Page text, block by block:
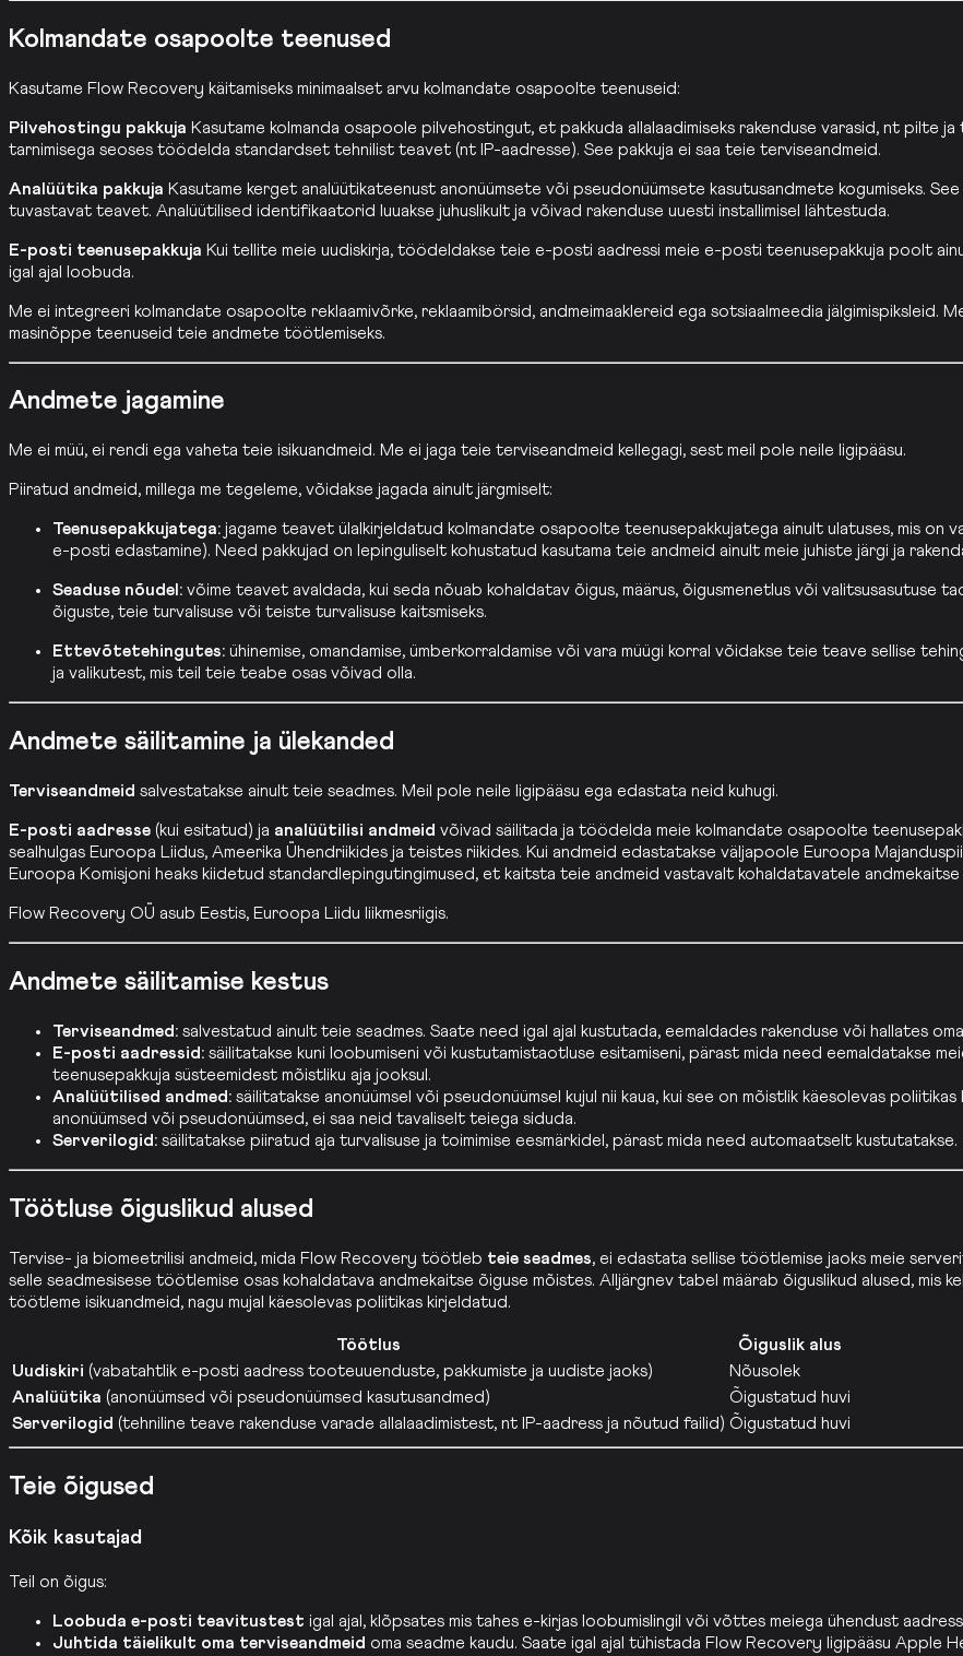
Kolmandate osapoolte teenused
Kasutame Flow Recovery käitamiseks minimaalset arvu kolmandate osapoolte teenuseid:
Pilvehostingu pakkuja Kasutame kolmanda osapoole pilvehostingut, et pakkuda allalaadimiseks rakenduse varasid, nt pilte
tarnimisega seoses töödelda standardset tehnilist teavet (nt IP-aadresse). See pakkuja ei saa teie terviseandmeid.
Analüütika pakkuja Kasutame kerget analüütikateenust anonüümsete või pseudonüümsete kasutusandmete kogumiseks.
tuvastavat teavet. Analüütilised identifikaatorid luuakse juhuslikult ja võivad rakenduse uuesti installimisel lähtestuda.
E-posti teenusepakkuja Kui tellite meie uudiskirja, töödeldakse teie e-posti aadressi meie e-posti teenusepakkuja poolt
igal ajal loobuda.
Me ei integreeri kolmandate osapoolte reklaamivõrke, reklaamibörsid, andmeimaaklereid ega sotsiaalmeedia jälgimispiksleid.
masinõppe teenuseid teie andmete töötlemiseks.
Andmete jagamine
Me ei müü, ei rendi ega vaheta teie isikuandmeid. Me ei jaga teie terviseandmeid kellegagi, sest meil pole neile ligipääsu.
Piiratud andmeid, millega me tegeleme, võidakse jagada ainult järgmiselt:
Teenusepakkujatega: jagame teavet ülalkirjeldatud kolmandate osapoolte teenusepakkujatega ainult ulatuses, mis on
e-posti edastamine). Need pakkujad on lepinguliselt kohustatud kasutama teie andmeid ainult meie juhiste järgi ja
Seaduse nõudel: võime teavet avaldada, kui seda nõuab kohaldatav õigus, määrus, õigusmenetlus või valitsusasutuse
õiguste, teie turvalisuse või teiste turvalisuse kaitsmiseks.
Ettevõtetehingutes: ühinemise, omandamise, ümberkorraldamise või vara müügi korral võidakse teie teave sellise
ja valikutest, mis teil teie teabe osas võivad olla.
Andmete säilitamine ja ülekanded
Terviseandmeid salvestatakse ainult teie seadmes. Meil pole neile ligipääsu ega edastata neid kuhugi.
E-posti aadresse (kui esitatud) ja analüütilisi andmeid võivad säilitada ja töödelda meie kolmandate osapoolte
sealhulgas Euroopa Liidus, Ameerika Ühendriikides ja teistes riikides. Kui andmeid edastatakse väljapoole Euroopa
Euroopa Komisjoni heaks kiidetud standardlepingutingimused, et kaitsta teie andmeid vastavalt kohaldatavatele andmekaitse
Flow Recovery OÜ asub Eestis, Euroopa Liidu liikmesriigis.
Andmete säilitamise kestus
Terviseandmed: salvestatud ainult teie seadmes. Saate need igal ajal kustutada, eemaldades rakenduse või hallates
E-posti aadressid: säilitatakse kuni loobumiseni või kustutamistaotluse esitamiseni, pärast mida need eemaldatakse
teenusepakkuja süsteemidest mõistliku aja jooksul.
Analüütilised andmed: säilitatakse anonüümsel või pseudonüümsel kujul nii kaua, kui see on mõistlik käesolevas
anonüümsed või pseudonüümsed, ei saa neid tavaliselt teiega siduda.
Serverilogid: säilitatakse piiratud aja turvalisuse ja toimimise eesmärkidel, pärast mida need automaatselt kustutatakse.
Töötluse õiguslikud alused
Tervise- ja biomeetrilisi andmeid, mida Flow Recovery töötleb teie seadmes, ei edastata sellise töötlemise jaoks meie
selle seadmesisese töötlemise osas kohaldatava andmekaitse õiguse mõistes. Alljärgnev tabel määrab õiguslikud alused, mis
töötleme isikuandmeid, nagu mujal käesolevas poliitikas kirjeldatud.
Töötlus
Õiguslik alus
Uudiskiri (vabatahtlik e-posti aadress tooteuuenduste, pakkumiste ja uudiste jaoks)
Nõusolek
Analüütika (anonüümsed või pseudonüümsed kasutusandmed)
Õigustatud huvi
Serverilogid (tehniline teave rakenduse varade allalaadimistest, nt IP-aadress ja nõutud failid) Õigustatud huvi
Teie õigused
Kõik kasutajad
Teil on õigus:
Loobuda e-posti teavitustest igal ajal, klõpsates mis tahes e-kirjas loobumislingil või võttes meiega ühendust
Juhtida täielikult oma terviseandmeid oma seadme kaudu. Saate igal ajal tühistada Flow Recovery ligipääsu Apple